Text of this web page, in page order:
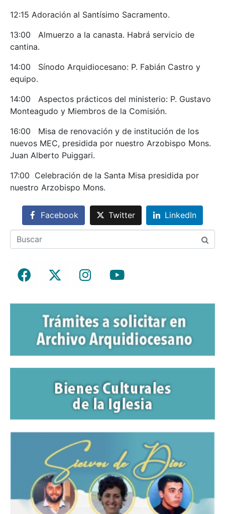
12:15 Adoración al Santísimo Sacramento.
13:00 Almuerzo a la canasta. Habrá servicio de
cantina.
14:00 Sínodo Arquidiocesano: P. Fabián Castro y
equipo.
14:00 Aspectos prácticos del ministerio: P. Gustavo
Monteagudo y Miembros de la Comisión.
16:00 Misa de renovación y de institución de los
nuevos MEC, presidida por nuestro Arzobispo Mons.
Juan Alberto Puiggari.
17:00 Celebración de la Santa Misa presidida por
nuestro Arzobispo Mons.
Facebook Twitter LinkedIn